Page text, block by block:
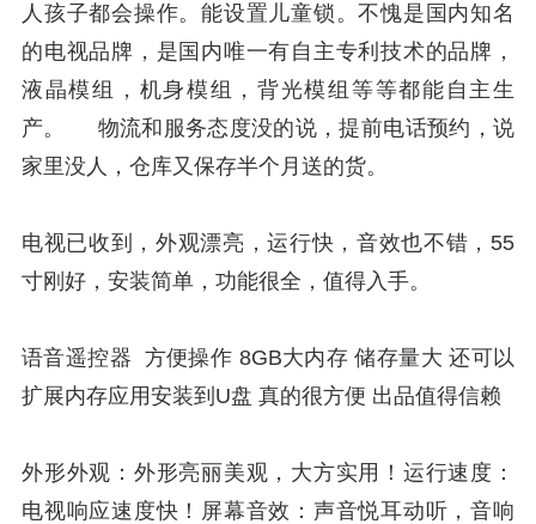
人孩子都会操作。能设置儿童锁。不愧是国内知名
的电视品牌，是国内唯一有自主专利技术的品牌，
液晶模组，机身模组，背光模组等等都能自主生
产。 物流和服务态度没的说，提前电话预约，说
家里没人，仓库又保存半个月送的货。
电视已收到，外观漂亮，运行快，音效也不错，55
寸刚好，安装简单，功能很全，值得入手。
语音遥控器 方便操作 8GB大内存 储存量大 还可以
扩展内存应用安装到U盘 真的很方便 出品值得信赖
外形外观：外形亮丽美观，大方实用！运行速度：
电视响应速度快！屏幕音效：声音悦耳动听，音响